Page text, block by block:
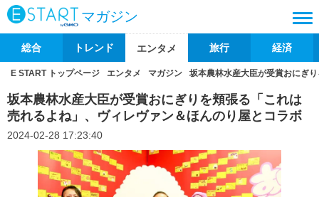
マガジン
総合 トレンド エンタメ 旅行 経済
E START トップページ エンタメ マガジン 坂本農林水産大臣が受賞おにぎ
坂本農林水産大臣が受賞おにぎりを頬張る「これは
売れるよね」、ヴィレヴァン＆ほんのり屋とコラボ
2024-02-28 17:23:40